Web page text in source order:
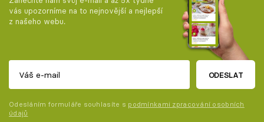
vás upozorníme na to nejnovější a nejlepší
z našeho webu.
ODESLAT
Odesláním formuláře souhlasíte s podmínkami zpracování osobních
údajů